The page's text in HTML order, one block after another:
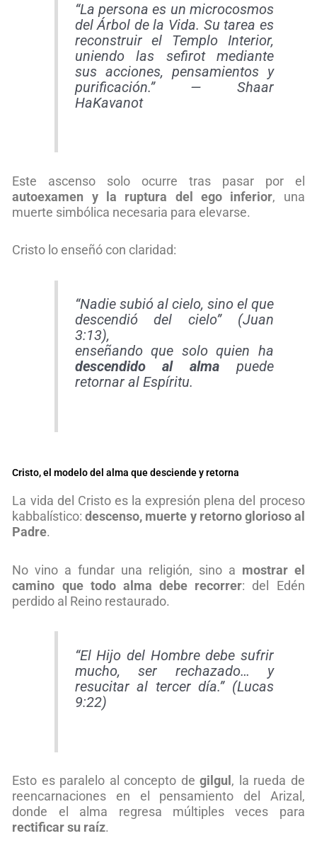
“La persona es un microcosmos
del Árbol de la Vida. Su tarea es
reconstruir el Templo Interior,
uniendo las sefirot mediante
sus acciones, pensamientos y
purificación.” —Shaar
HaKavanot
Este ascenso solo ocurre tras pasar por el
autoexamen y la ruptura del ego inferior, una
muerte simbólica necesaria para elevarse.
Cristo lo enseñó con claridad:
“Nadie subió al cielo, sino el que
descendió del cielo” (Juan
3:13),
enseñando que solo quien ha
descendido al alma puede
retornar al Espíritu.
Cristo, el modelo del alma que desciende y retorna
La vida del Cristo es la expresión plena del proceso
kabbalístico:descenso, muerte y retorno glorioso al
Padre.
No vino a fundar una religión, sino a mostrar el
camino que todo alma debe recorrer: del Edén
perdido al Reino restaurado.
“El Hijo del Hombre debe sufrir
mucho, ser rechazado… y
resucitar al tercer día.” (Lucas
9:22)
Esto es paralelo al concepto degilgul , la rueda de
reencarnaciones en el pensamiento del Arizal,
donde el alma regresa múltiples veces para
rectificar su raíz.